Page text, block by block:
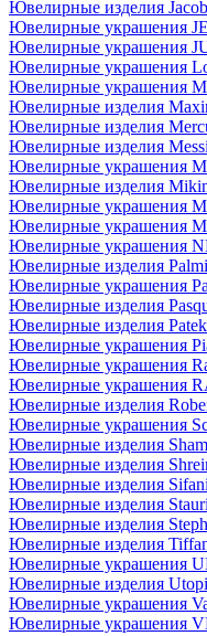
Ювелирные изделия
Ювелирные украшения
Ювелирные украшения
Ювелирные украшения
Ювелирные украшения
Ювелирные изделия
Ювелирные изделия
Ювелирные изделия
Ювелирные украшения
Ювелирные изделия
Ювелирные украшения
Ювелирные украшения
Ювелирные украшения
Ювелирные изделия
Ювелирные украшения
Ювелирные изделия
Ювелирные изделия
Ювелирные украшения
Ювелирные украшения
Ювелирные украшения
Ювелирные изделия
Ювелирные украшения
Ювелирные изделия
Ювелирные изделия
Ювелирные изделия Sifani
Ювелирные изделия
Ювелирные изделия
Ювелирные изделия
Ювелирные украшения
Ювелирные изделия
Ювелирные украшения
Ювелирные украшения